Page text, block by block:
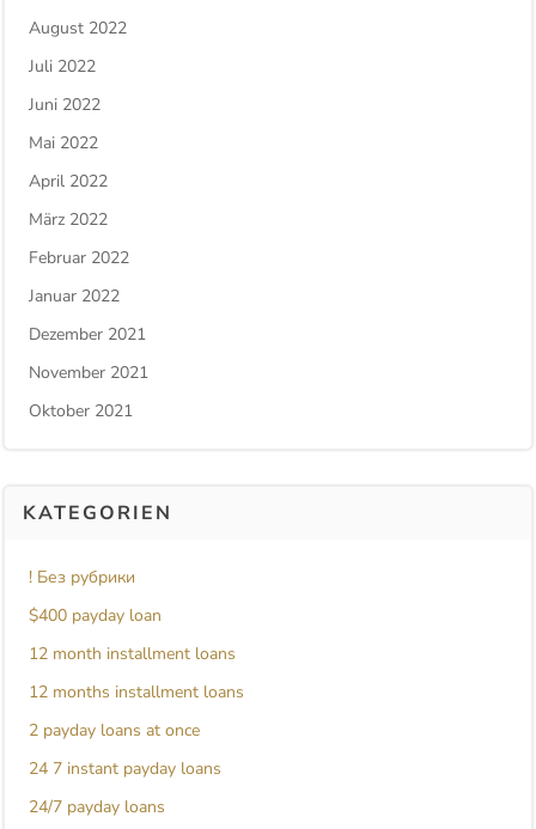
August 2022
Juli 2022
Juni 2022
Mai 2022
April 2022
März 2022
Februar 2022
Januar 2022
Dezember 2021
November 2021
Oktober 2021
KATEGORIEN
! Без рубрики
$400 payday loan
12 month installment loans
12 months installment loans
2 payday loans at once
24 7 instant payday loans
24/7 payday loans